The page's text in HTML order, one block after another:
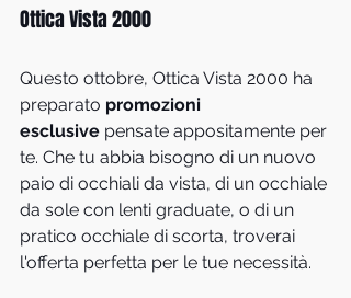
Ottica Vista 2000
Questo ottobre, Ottica Vista 2000 ha
preparato promozioni
esclusive pensate appositamente per
te. Che tu abbia bisogno di un nuovo
paio di occhiali da vista, di un occhiale
da sole con lenti graduate, o di un
pratico occhiale di scorta, troverai
l'offerta perfetta per le tue necessità.